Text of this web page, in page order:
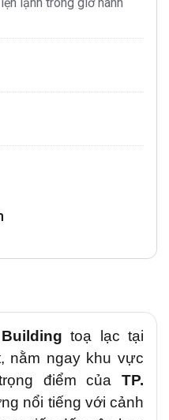
toạ lạc tại
nằm ngay khu vực
điểm của TP.
nổi tiếng với cảnh